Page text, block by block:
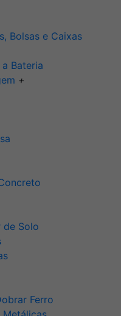
Bolsas e Caixas
Bateria
+
de Solo
Ferro